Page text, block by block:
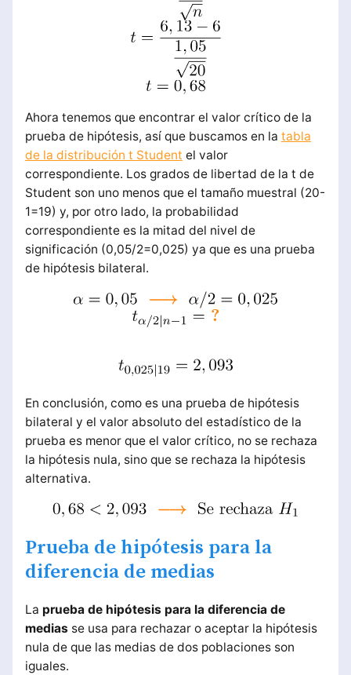
Ahora tenemos que encontrar el valor crítico de la
prueba de hipótesis, así que buscamos en la tabla
de la distribución t Student el valor
correspondiente. Los grados de libertad de la t de
Student son uno menos que el tamaño muestral (20-
1=19) y, por otro lado, la probabilidad
correspondiente es la mitad del nivel de
significación (0,05/2=0,025) ya que es una prueba
de hipótesis bilateral.
En conclusión, como es una prueba de hipótesis
bilateral y el valor absoluto del estadístico de la
prueba es menor que el valor crítico, no se rechaza
la hipótesis nula, sino que se rechaza la hipótesis
alternativa.
Prueba de hipótesis para la
diferencia de medias
La prueba de hipótesis para la diferencia de
medias se usa para rechazar o aceptar la hipótesis
nula de que las medias de dos poblaciones son
iguales.